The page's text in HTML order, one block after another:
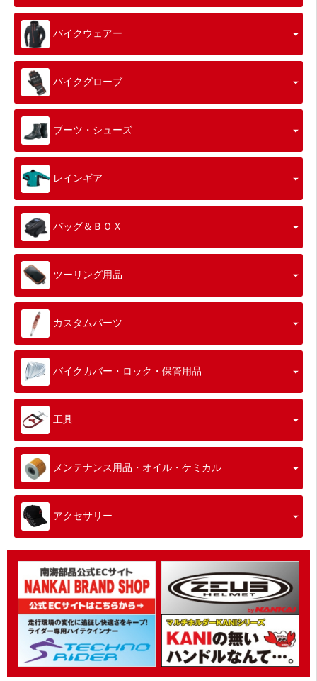
バイクウェアー
バイクグローブ
ブーツ・シューズ
レインギア
バッグ＆ＢＯＸ
ツーリング用品
カスタムパーツ
バイクカバー・ロック・保管用品
工具
メンテナンス用品・オイル・ケミカル
アクセサリー